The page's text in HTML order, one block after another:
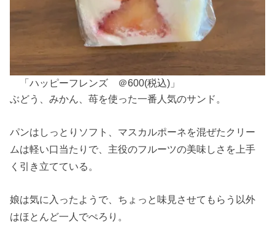
「ハッピーフレンズ ＠600(税込)」
ぶどう、みかん、苺を使った一番人気のサンド。
パンはしっとりソフト、マスカルポーネを混ぜたクリー
ムは軽い口当たりで、主役のフルーツの美味しさを上手
く引き立てている。
娘は気に入ったようで、ちょっと味見させてもらう以外
はほとんど一人でぺろり。